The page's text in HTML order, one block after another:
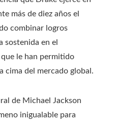
más de diez años el
combinar logros
sostenida en el
le han permitido
cima del mercado global.
de Michael Jackson
inigualable para